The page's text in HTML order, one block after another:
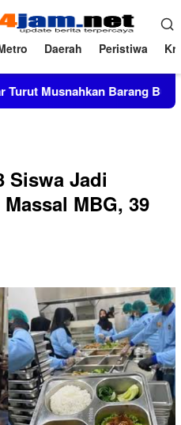
Daerah Peristiwa
Barang Bukti Perkara
Siswa Jadi
MBG, 39